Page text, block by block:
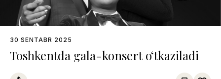
30 SENTABR 2025
Toshkentda gala-konsert o‘tkaziladi